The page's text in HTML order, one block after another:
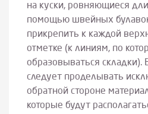
на куски, ровняющиеся
помощью швейных
прикрепить к каждой
отметке (к линиям, по
образовываться складки).
следует проделывать
обратной стороне
которые будут